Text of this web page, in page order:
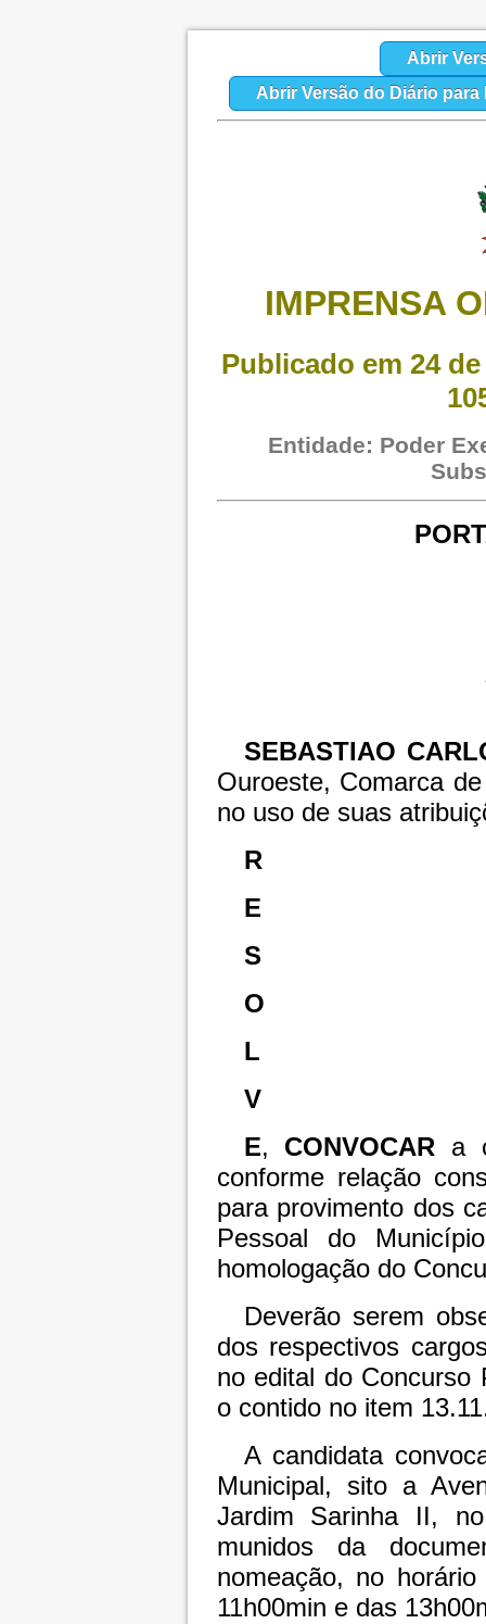
Abrir
Abrir Versão do Diário para
IMPRENSA
Publicado em 24
Entidade: Poder
SEBASTIAO
Ouroeste, Comarca
no uso de suas
R
E
S
O
L
V
E, CONVOCAR a
conforme relação
para provimento dos
Pessoal do
homologação do
Deverão serem
dos respectivos
no edital do Concurso
o contido no item
A candidata
Municipal, sito a
Jardim Sarinha II,
munidos da
nomeação, no
11h00min e das